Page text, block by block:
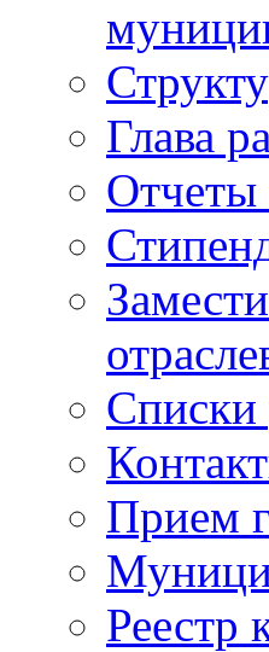
Глава
Отчеты
Списки
Прием
Реестр